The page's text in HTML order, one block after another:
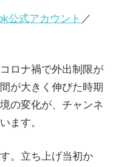
公式アカウント ／
ロナ禍で外出制限が
が大きく伸びた時期
の変化が、チャンネ
ます。
。立ち上げ当初か